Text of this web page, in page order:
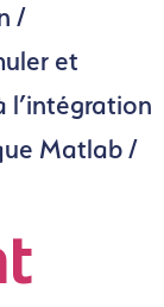
/
et
l’intégration
Matlab /